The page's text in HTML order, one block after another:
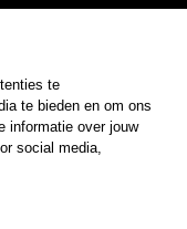
te
te bieden en om ons
informatie over jouw
social media,